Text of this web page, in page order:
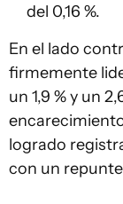
del 0,16 %.
En el lado
firmemente
un 1,9 % y un
logrado
con un repunte